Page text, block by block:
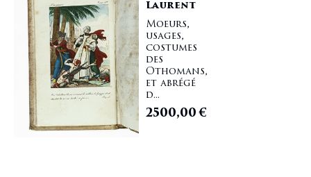
Laurent
Moeurs,
usages,
costumes
des
Othomans,
et abrégé
d...
2500,00€